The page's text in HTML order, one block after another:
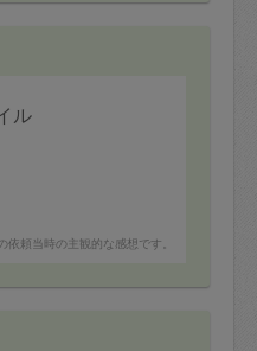
について：
の金額とスポット
場合の金額の差額
います。
ル
依頼当時の主観的な感想です。